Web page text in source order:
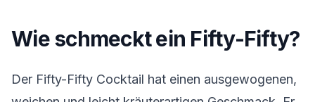
Wie schmeckt ein Fifty-Fifty?
Der Fifty-Fifty Cocktail hat einen ausgewogenen,